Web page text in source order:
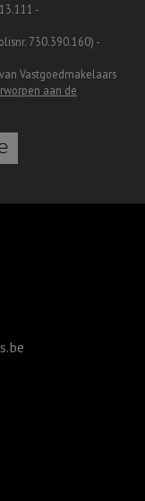
-
730.390.160) -
Vastgoedmakelaars
aan de